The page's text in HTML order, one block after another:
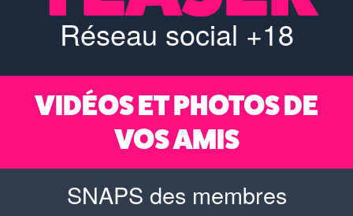
Réseau social +18
VIDÉOS ET PHOTOS DE
VOS AMIS
SNAPS des membres